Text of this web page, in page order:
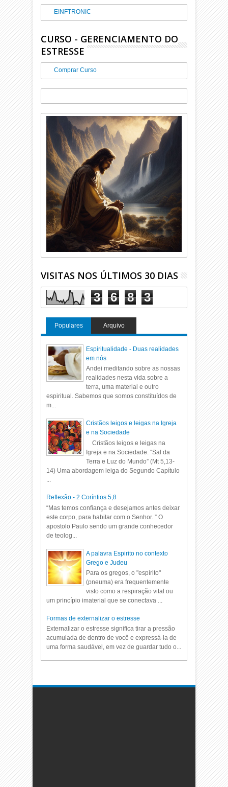
EINFTRONIC
CURSO - GERENCIAMENTO DO
ESTRESSE
Comprar Curso
VISITAS NOS ÚLTIMOS 30 DIAS
3 6 8 3
Populares Arquivo
Espiritualidade - Duas realidades
em nós
Andei meditando sobre as nossas
realidades nesta vida sobre a
terra, uma material e outro
espiritual. Sabemos que somos constituídos de
m...
Cristãos leigos e leigas na Igreja
e na Sociedade
Cristãos leigos e leigas na
Igreja e na Sociedade: “Sal da
Terra e Luz do Mundo” (Mt 5,13-
14) Uma abordagem leiga do Segundo Capítulo
Reflexão - 2 Coríntios 5,8
“Mas temos confiança e desejamos antes deixar
este corpo, para habitar com o Senhor. ” O
apostolo Paulo sendo um grande conhecedor
de teolog...
A palavra Espirito no contexto
Grego e Judeu
Para os gregos, o "espírito"
(pneuma) era frequentemente
visto como a respiração vital ou
um princípio imaterial que se conectava ...
Formas de externalizar o estresse
Externalizar o estresse significa tirar a pressão
acumulada de dentro de você e expressá-la de
uma forma saudável, em vez de guardar tudo o...